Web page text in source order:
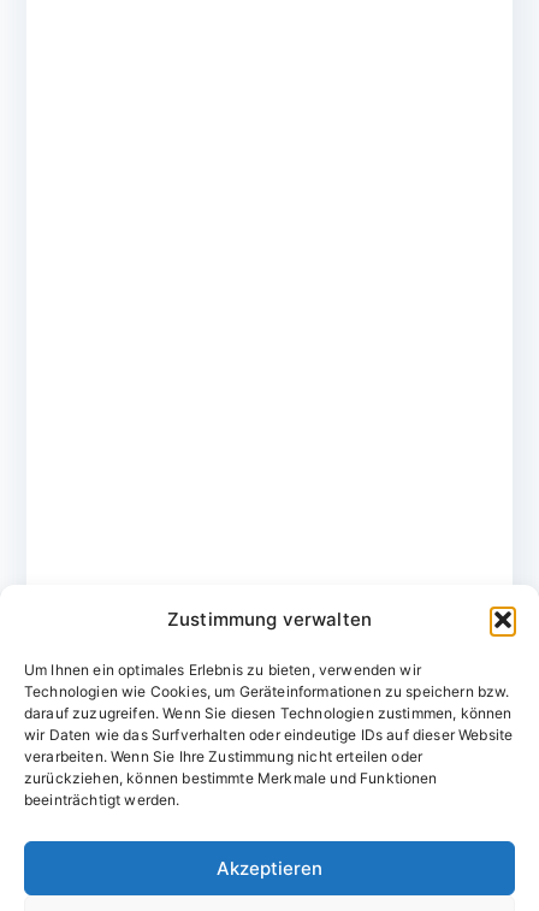
Zustimmung verwalten
Um Ihnen ein optimales Erlebnis zu bieten, verwenden wir
Technologien wie Cookies, um Geräteinformationen zu speichern bzw.
darauf zuzugreifen. Wenn Sie diesen Technologien zustimmen, können
wir Daten wie das Surfverhalten oder eindeutige IDs auf dieser Website
verarbeiten. Wenn Sie Ihre Zustimmung nicht erteilen oder
zurückziehen, können bestimmte Merkmale und Funktionen
beeinträchtigt werden.
Akzeptieren
Domainvergabestelle.de